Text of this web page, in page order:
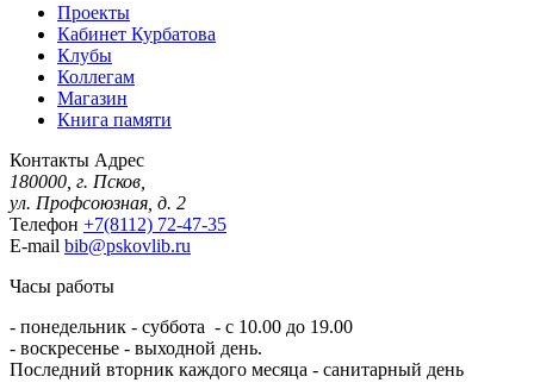
Проекты
Кабинет Курбатова
Клубы
Коллегам
Магазин
Книга памяти
Контакты Адрес
180000, г. Псков,
ул. Профсоюзная, д. 2
Телефон +7(8112) 72-47-35
E-mail bib@pskovlib.ru
Часы работы
- понедельник - суббота - с 10.00 до 19.00
- воскресенье - выходной день.
Последний вторник каждого месяца - санитарный день